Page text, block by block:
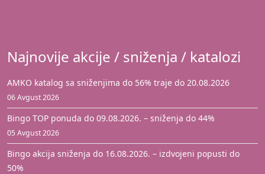
Najnovije akcije / sniženja / katalozi
AMKO katalog sa sniženjima do 56% traje do 20.08.2026
06 Avgust 2026
Bingo TOP ponuda do 09.08.2026. – sniženja do 44%
05 Avgust 2026
Bingo akcija sniženja do 16.08.2026. – izdvojeni popusti do
50%